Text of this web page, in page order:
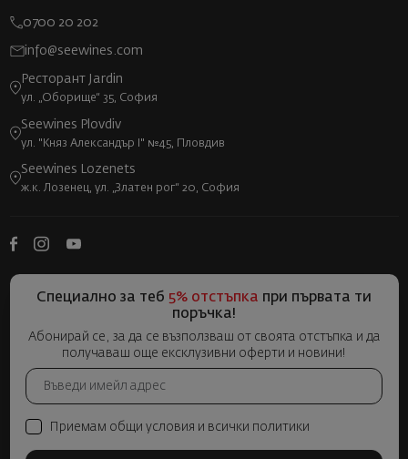
0700 20 202
info@seewines.com
Ресторант Jardin
ул. „Оборище“ 35, София
Seewines Plovdiv
ул. "Княз Александър I" №45, Пловдив
Seewines Lozenets
ж.к. Лозенец, ул. „Златен рог“ 20, София
Специално за теб 5% отстъпка при първата ти
поръчка!
Абонирай се, за да се възползваш от своята отстъпка и да
получаваш още ексклузивни оферти и новини!
Приемам общи условия и всички политики